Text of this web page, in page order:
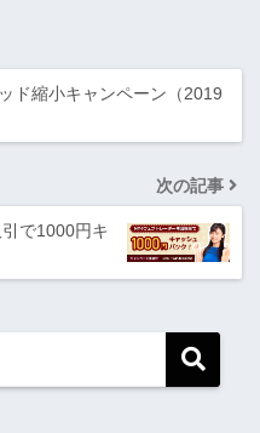
ド縮小キャンペーン（2019
次の記事
で1000円キ